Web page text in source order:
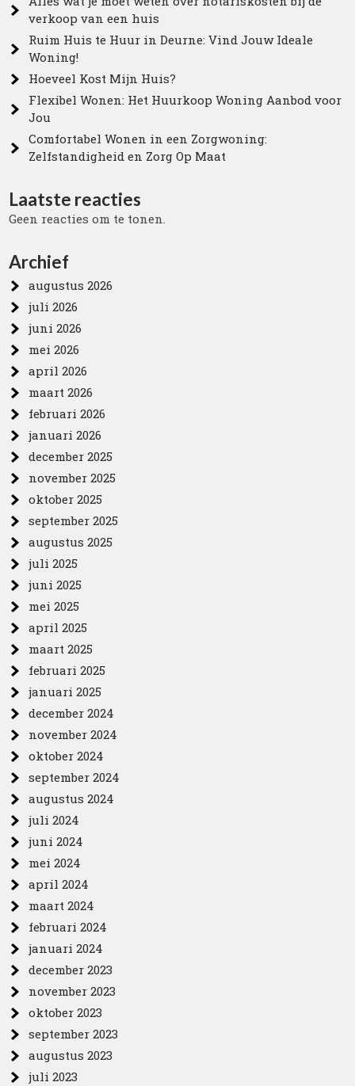
verkoop van een huis
Ruim Huis te Huur in Deurne: Vind Jouw Ideale
Woning!
Hoeveel Kost Mijn Huis?
Flexibel Wonen: Het Huurkoop Woning Aanbod voor
Jou
Comfortabel Wonen in een Zorgwoning:
Zelfstandigheid en Zorg Op Maat
Laatste reacties
Geen reacties om te tonen.
Archief
augustus 2026
juli 2026
juni 2026
mei 2026
april 2026
maart 2026
februari 2026
januari 2026
december 2025
november 2025
oktober 2025
september 2025
augustus 2025
juli 2025
juni 2025
mei 2025
april 2025
maart 2025
februari 2025
januari 2025
december 2024
november 2024
oktober 2024
september 2024
augustus 2024
juli 2024
juni 2024
mei 2024
april 2024
maart 2024
februari 2024
januari 2024
december 2023
november 2023
oktober 2023
september 2023
augustus 2023
juli 2023